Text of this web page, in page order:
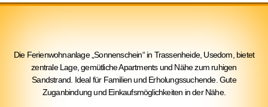
Die Ferienwohnanlage „Sonnenschein“ in Trassenheide, Usedom, bietet
zentrale Lage, gemütliche Apartments und Nähe zum ruhigen
Sandstrand. Ideal für Familien und Erholungssuchende. Gute
Zuganbindung und Einkaufsmöglichkeiten in der Nähe.